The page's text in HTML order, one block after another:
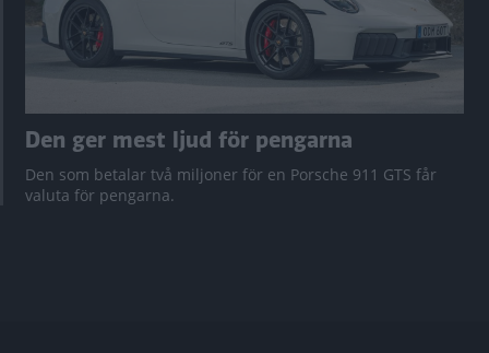
Den ger mest ljud för pengarna
Den som betalar två miljoner för en Porsche 911 GTS får
valuta för pengarna.